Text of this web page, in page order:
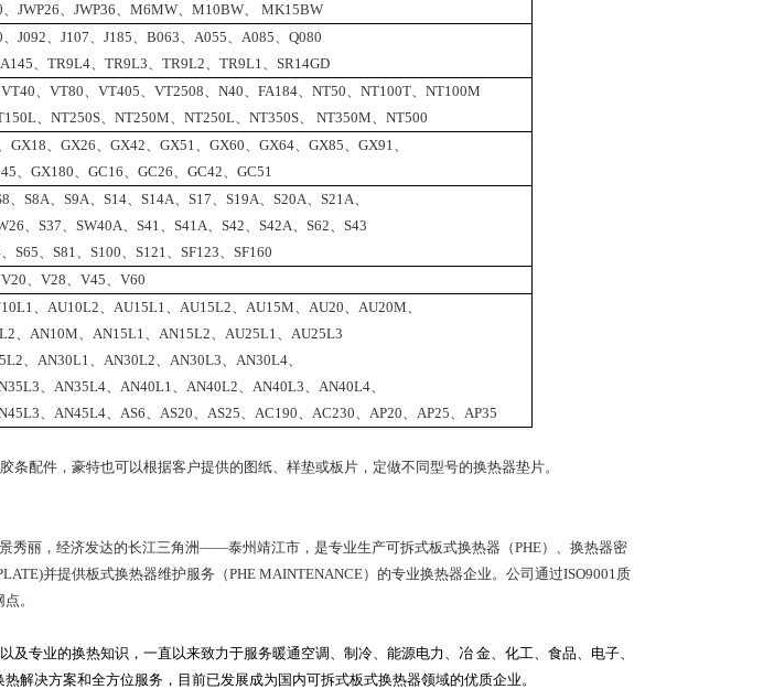
、JWP26、JWP36、M6MW、M10BW、 MK15BW
、 J092、 J107、 J185、 B063、 A055、 A085、 Q080
、TR9L4、TR9L3、TR9L2、TR9L1、SR14GD
VT40、 VT80、 VT405、 VT2508、 N40、 FA184、 NT50、 NT100T、 NT100M
、NT250S、NT250M、NT250L、NT350S、 NT350M、NT500
GX18、GX26、GX42、GX51、GX60、GX64、GX85、GX91、
、GX180、GC16、GC26、GC42、GC51
、S8A、S9A、S14、S14A、S17、S19A、S20A、S21A、
、S37、SW40A、S41、S41A、S42、S42A、S62、S43
S65、S81、S100、S121、SF123、SF160
、V28、V45、V60
、 AU10L2、 AU15L1、 AU15L2、 AU15M、 AU20、 AU20M、
、 AN10M、 AN15L1、 AN15L2、 AU25L1、 AU25L3
、 AN30L1、 AN30L2、 AN30L3、 AN30L4、
、 AN35L4、 AN40L1、 AN40L2、 AN40L3、 AN40L4、
、 AN45L4、 AS6、 AS20、 AS25、 AC190、 AC230、 AP20、 AP25、 AP35
配件，豪特也可以根据客户提供的图纸、样垫或板片，定做不同型号的换热器垫片。
秀丽，经济发达的长江三角洲——泰州靖江市，是专业生产可拆式板式换热器（PHE）、换热器密
并提供板式换热器维护服务（PHE MAINTENANCE）的专业换热器企业。公司通过ISO9001质
。
专业的换热知识，一直以来致力于服务暖通空调、制冷、能源电力、冶 金、化工、食品、电子、
解决方案和全方位服务，目前已发展成为国内可拆式板式换热器领域的优质企业。